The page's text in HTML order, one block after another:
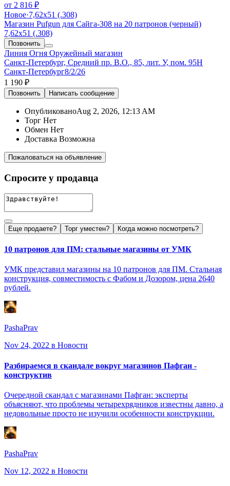
от 2 816 ₽
Новое·7,62х51 (.308)
Магазин Pufgun для Сайга-308 на 20 патронов (черный)
7,62х51 (.308)
Позвонить
Линия Огня Оружейный магазин
Санкт-Петербург, Средний пр. В.О., 85, лит. У, пом. 95Н
Санкт-Петербург8/2/26
1 190 ₽
Позвонить Написать сообщение
ОпубликованоAug 2, 2026, 12:13 AM
Торг Нет
Обмен Нет
Доставка Возможна
Пожаловаться на объявление
Спросите у продавца
Еще продаете? Торг уместен? Когда можно посмотреть?
10 патронов для ПМ: стальные магазины от УМК
УМК представил магазины на 10 патронов для ПМ. Стальная
конструкция, совместимость с Фабом и Дозором, цена 2640
рублей.
PashaPrav
Nov 24, 2022 в Новости
Разбираемся в скандале вокруг магазинов Пафган -
конструктив
Очередной скандал с магазинами Пафган: эксперты
объясняют, что проблемы четырехрядников известны давно, а
недовольные просто не изучили особенности конструкции.
PashaPrav
Nov 12, 2022 в Новости